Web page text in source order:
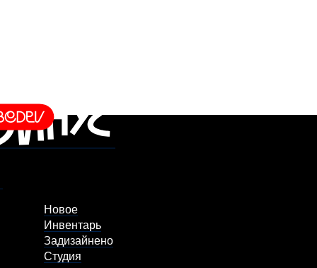
Новое
Инвентарь
Задизайнено
Студия